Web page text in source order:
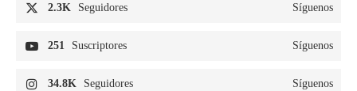
2.3K Seguidores Síguenos
251 Suscriptores Síguenos
34.8K Seguidores Síguenos